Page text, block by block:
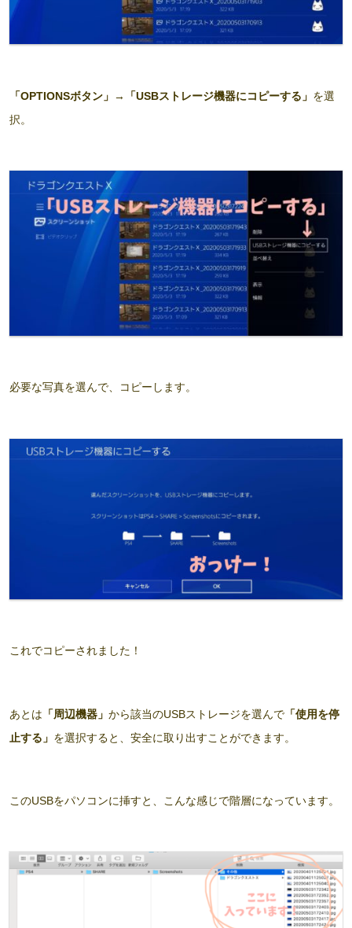
「OPTIONSボタン」 → 「USBストレージ機器にコピーする」 を選
択。
必要な写真を選んで、コピーします。
これでコピーされました！
あとは 「周辺機器」 から該当のUSBストレージを選んで 「使用を停
止する」 を選択すると、安全に取り出すことができます。
このUSBをパソコンに挿すと、こんな感じで階層になっています。